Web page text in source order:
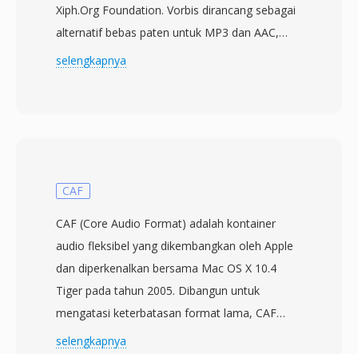
Xiph.Org Foundation. Vorbis dirancang sebagai
alternatif bebas paten untuk MP3 dan AAC,
menggunakan pengkodean modified discrete
menyamai atau melampaui MP3, terutama
mendukung sample rate dari 8 kHz hingga 192
kHz dan 1 hingga 255 channel, mencakup
segala kebutuhan dari suara mono hingga mix
surround. Keunggulan yang menonjol adalah
tidak adanya biaya lisensi sama sekali —
pengembang game, platform streaming, dan
selengkapnya
CAF
CAF (Core Audio Format) adalah kontainer
audio fleksibel yang dikembangkan oleh Apple
dan diperkenalkan bersama Mac OS X 10.4
Tiger pada tahun 2005. Dibangun untuk
mengatasi keterbatasan format lama, CAF
menghilangkan batas ukuran file 4 GB yang
selengkapnya